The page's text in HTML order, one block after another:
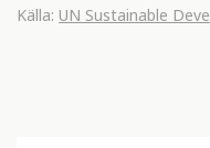
Källa: UN Sustainable